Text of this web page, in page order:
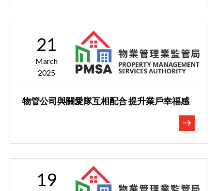
21
March
2025
物管公司與關愛隊互相配合 提升業戶幸福感
19